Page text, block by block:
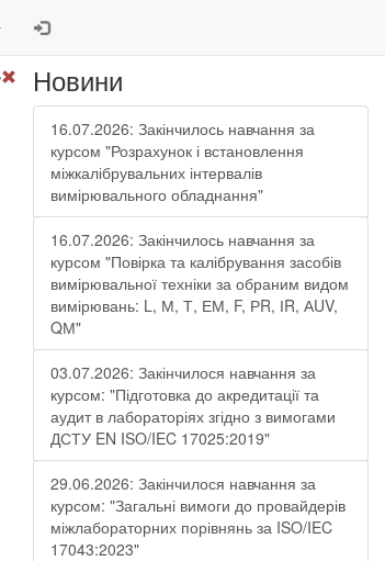
Новини
16.07.2026: Закінчилось навчання за
курсом "Розрахунок і встановлення
міжкалібрувальних інтервалів
вимірювального обладнання"
16.07.2026: Закінчилось навчання за
курсом "Повірка та калібрування засобів
вимірювальної техніки за обраним видом
вимірювань: L, М, Т, ЕМ, F, РR, ІR, АUV,
QМ"
03.07.2026: Закінчилося навчання за
курсом: "Підготовка до акредитації та
аудит в лабораторіях згідно з вимогами
ДСТУ EN ISO/IEC 17025:2019"
29.06.2026: Закінчилося навчання за
курсом: "Загальні вимоги до провайдерів
міжлабораторних порівнянь за ISO/IEC
17043:2023"